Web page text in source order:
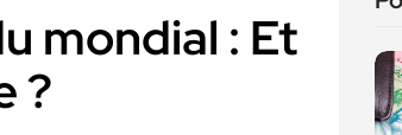
mondial : Et
?